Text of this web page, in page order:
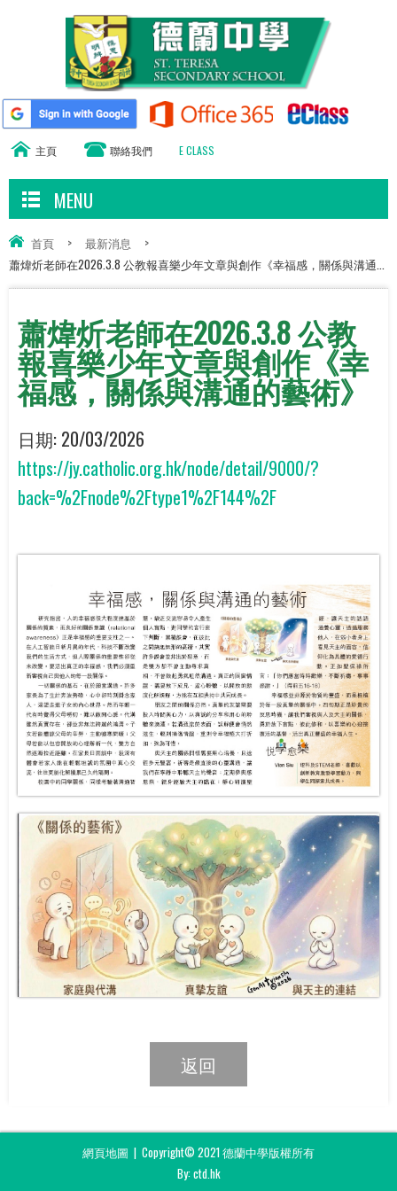
主頁 聯絡我們 E CLASS
MENU
首頁 > 最新消息
>
蕭煒炘老師在2026.3.8 公教報喜樂少年文章與創作《幸福感，關係與溝通...
蕭煒炘老師在2026.3.8 公教
報喜樂少年文章與創作《幸
福感，關係與溝通的藝術》
日期: 20/03/2026
https://jy.catholic.org.hk/node/detail/9000/?
back=%2Fnode%2Ftype1%2F144%2F
返回
網頁地圖 | Copyright© 2021 德蘭中學版權所有
By: ctd.hk